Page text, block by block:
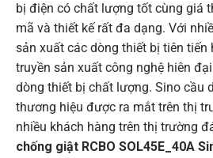
bị điện có chất lượng tốt cùng giá
mã và thiết kế rất đa dạng. Với
sản xuất các dòng thiết bị tiên tiến
truyền sản xuất công nghệ hiên
dòng thiết bị chất lượng. Sino cầu
thương hiệu được ra mắt trên thị
nhiều khách hàng trên thị trường
chống giật RCBO SOL45E_40A